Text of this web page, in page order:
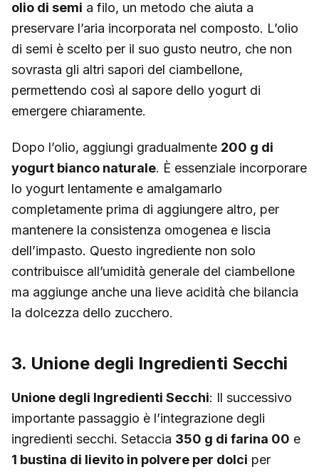
olio di semi a filo, un metodo che aiuta a
preservare l’aria incorporata nel composto. L’olio
di semi è scelto per il suo gusto neutro, che non
sovrasta gli altri sapori del ciambellone,
permettendo così al sapore dello yogurt di
emergere chiaramente.
Dopo l’olio, aggiungi gradualmente 200 g di
yogurt bianco naturale. È essenziale incorporare
lo yogurt lentamente e amalgamarlo
completamente prima di aggiungere altro, per
mantenere la consistenza omogenea e liscia
dell’impasto. Questo ingrediente non solo
contribuisce all’umidità generale del ciambellone
ma aggiunge anche una lieve acidità che bilancia
la dolcezza dello zucchero.
3. Unione degli Ingredienti Secchi
Unione degli Ingredienti Secchi: Il successivo
importante passaggio è l’integrazione degli
ingredienti secchi. Setaccia 350 g di farina 00 e
1 bustina di lievito in polvere per dolci per